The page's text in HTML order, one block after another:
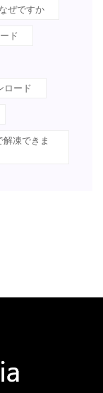
ぜですか
ド
ロード
凍できま